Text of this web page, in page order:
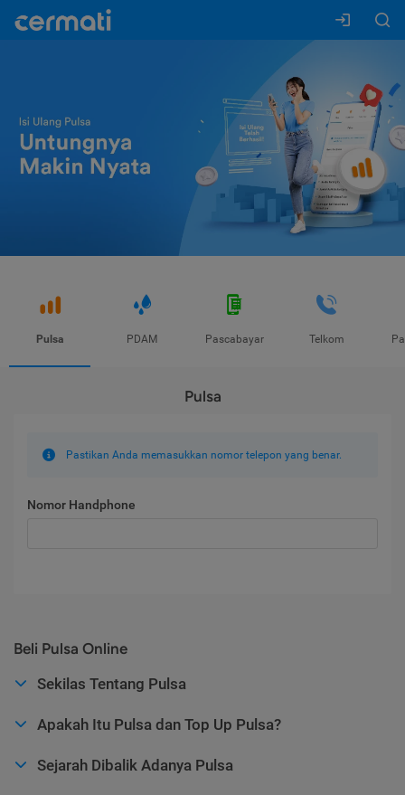
Pulsa PDAM Pascabayar Telkom
Pulsa
Pastikan Anda memasukkan nomor telepon yang benar.
Nomor Handphone
Beli Pulsa Online
Sekilas Tentang Pulsa
Apakah Itu Pulsa dan Top Up Pulsa?
Sejarah Dibalik Adanya Pulsa